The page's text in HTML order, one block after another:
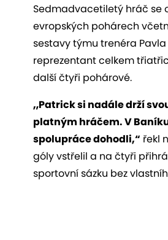
Sedmadvacetiletý hráč se
evropských pohárech
sestavy týmu trenéra
reprezentant celkem
další čtyři pohárové.
„Patrick si nadále drží
platným hráčem. V
spolupráce dohodli,“ řekl
góly vstřelil a na čtyři
sportovní sázku bez